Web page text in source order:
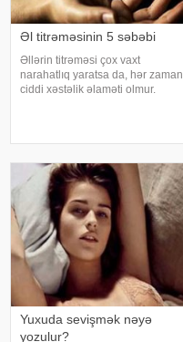
Əl titrəməsinin 5 səbəbi
Əllərin titrəməsi çox vaxt
narahatlıq yaratsa da, hər zaman
ciddi xəstəlik əlaməti olmur.
Yuxuda sevişmək nəyə
yozulur?